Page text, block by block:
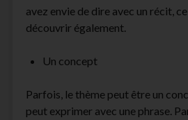
avez envie de dire avec un récit,
découvrir également.
Un concept
Parfois, le thème peut être un
peut exprimer avec une phrase.